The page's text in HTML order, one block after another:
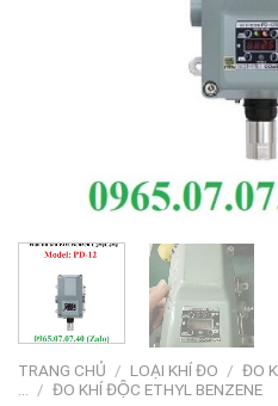
TRANG CHỦ / LOẠI KHÍ ĐO / ĐO
/ ĐO KHÍ ĐỘC ETHYL BENZENE